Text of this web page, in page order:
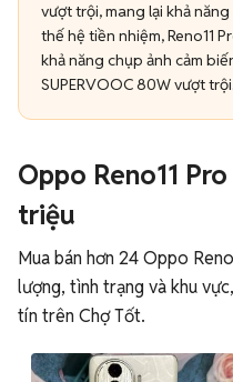
vượt trội, mang lại khả
thế hệ tiền nhiệm, Reno11
khả năng chụp ảnh cảm
SUPERVOOC 80W vượt trội.
Oppo Reno11
triệu
Mua bán hơn 24 Oppo
lượng, tình trạng và khu
tín trên Chợ Tốt.